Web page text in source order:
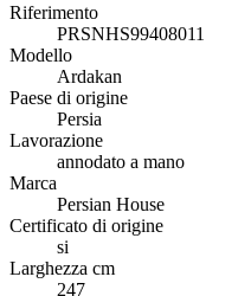
Riferimento
PRSNHS99408011
Modello
Ardakan
Paese di origine
Persia
Lavorazione
annodato a mano
Marca
Persian House
Certificato di origine
si
Larghezza cm
247